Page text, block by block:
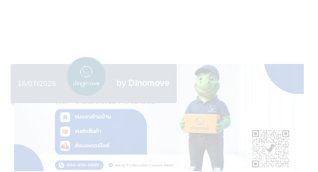
16/07/2026 by Dinomove